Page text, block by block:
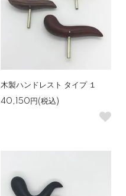
木製ハンドレスト タイプ １
40,150円(税込)